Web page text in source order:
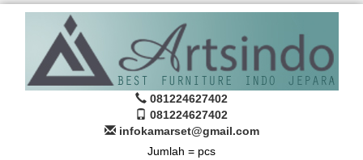
081224627402
081224627402
infokamarset@gmail.com
Jumlah = pcs